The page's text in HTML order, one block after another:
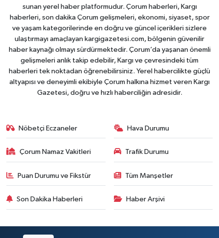
sunan yerel haber platformudur. Çorum haberleri, Kargı
haberleri, son dakika Çorum gelişmeleri, ekonomi, siyaset, spor
ve yaşam kategorilerinde en doğru ve güncel içerikleri sizlere
ulaştırmayı amaçlayan kargigazetesi.com, bölgenin güvenilir
haber kaynağı olmayı sürdürmektedir. Çorum’da yaşanan önemli
gelişmeleri anlık takip edebilir, Kargı ve çevresindeki tüm
haberleri tek noktadan öğrenebilirsiniz. Yerel habercilikte güçlü
altyapısı ve deneyimli ekibiyle Çorum halkına hizmet veren Kargı
Gazetesi, doğru ve hızlı haberciliğin adresidir.
Nöbetçi Eczaneler Hava Durumu
Çorum Namaz Vakitleri Trafik Durumu
Puan Durumu ve Fikstür Tüm Manşetler
Son Dakika Haberleri Haber Arşivi